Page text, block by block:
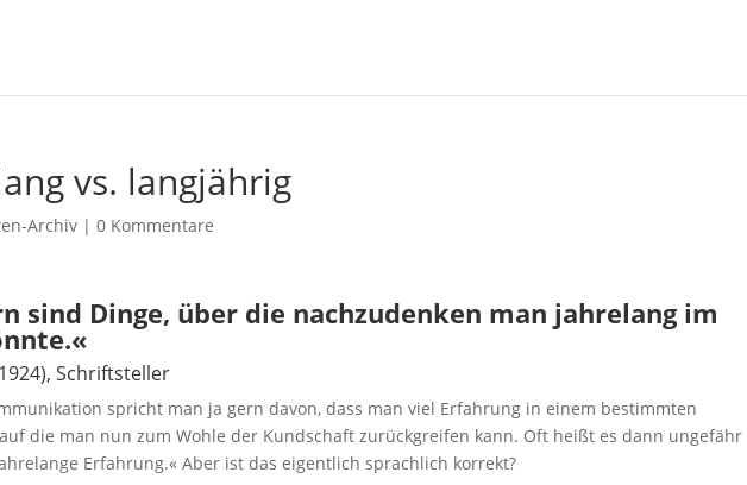
vs. langjährig
Archiv |0 Kommentare
sind Dinge, über die nachzudenken man jahrelang im
Schriftsteller
spricht man ja gern davon, dass man viel Erfahrung in einem bestimmten
die man nun zum Wohle der Kundschaft zurückgreifen kann. Oft heißt es dann ungefähr
Erfahrung.« Aber ist das eigentlich sprachlich korrekt?